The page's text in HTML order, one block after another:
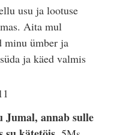
usu ja lootuse
Aita mul
minu ümber ja
ja käed valmis
Jumal, annab sulle